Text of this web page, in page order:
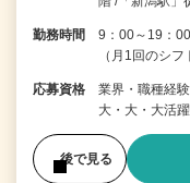
勤務時間
9：00～19：
（月1回のシ
応募資格
業界・職種経
大・大・大活
後で見る